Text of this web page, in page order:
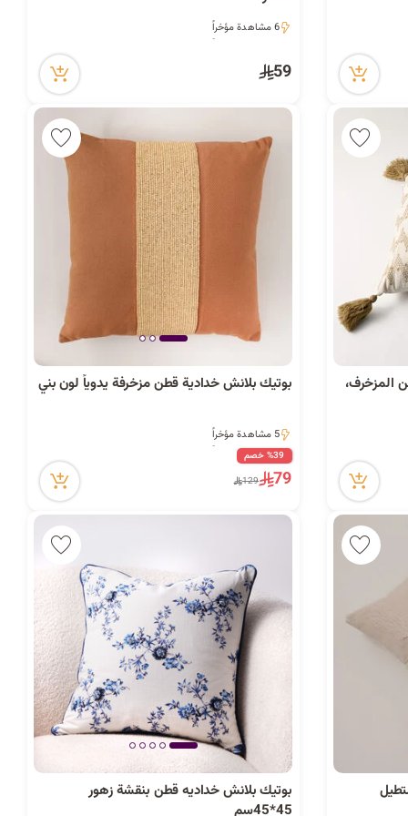
6 مشاهدة مؤخراً
59
المزخرف،
بوتيك بلانش خدادية قطن مزخرفة يدوياً لون بني
5 مشاهدة مؤخراً
5 مشاهدة مؤخراً
%39 خصم
79
129
بوتيك بلانش خداديه قطن بنقشة زهور
45*45سم